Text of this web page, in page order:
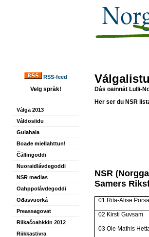
RSS-feed
Velg språk!
Válga 2013
Váldosiidu
Gulahala
Boađe miellahttun!
Čállingoddi
Nuoraidlávdegoddi
NSR medias
Oahppolávdegoddi
Ođasvuorká
Preassagovat
Riikačoahkkin 2012
Riikkastivra
Dás oainnát Lulli-
Her ser du NSR
NSR
Samers
01 Rita-Alise
02 Kirsti Guvsam
03 Ole Mathis